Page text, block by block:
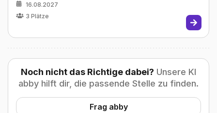
16.08.2027
3 Plätze
Noch nicht das Richtige dabei? Unsere KI
abby hilft dir, die passende Stelle zu finden.
Frag abby